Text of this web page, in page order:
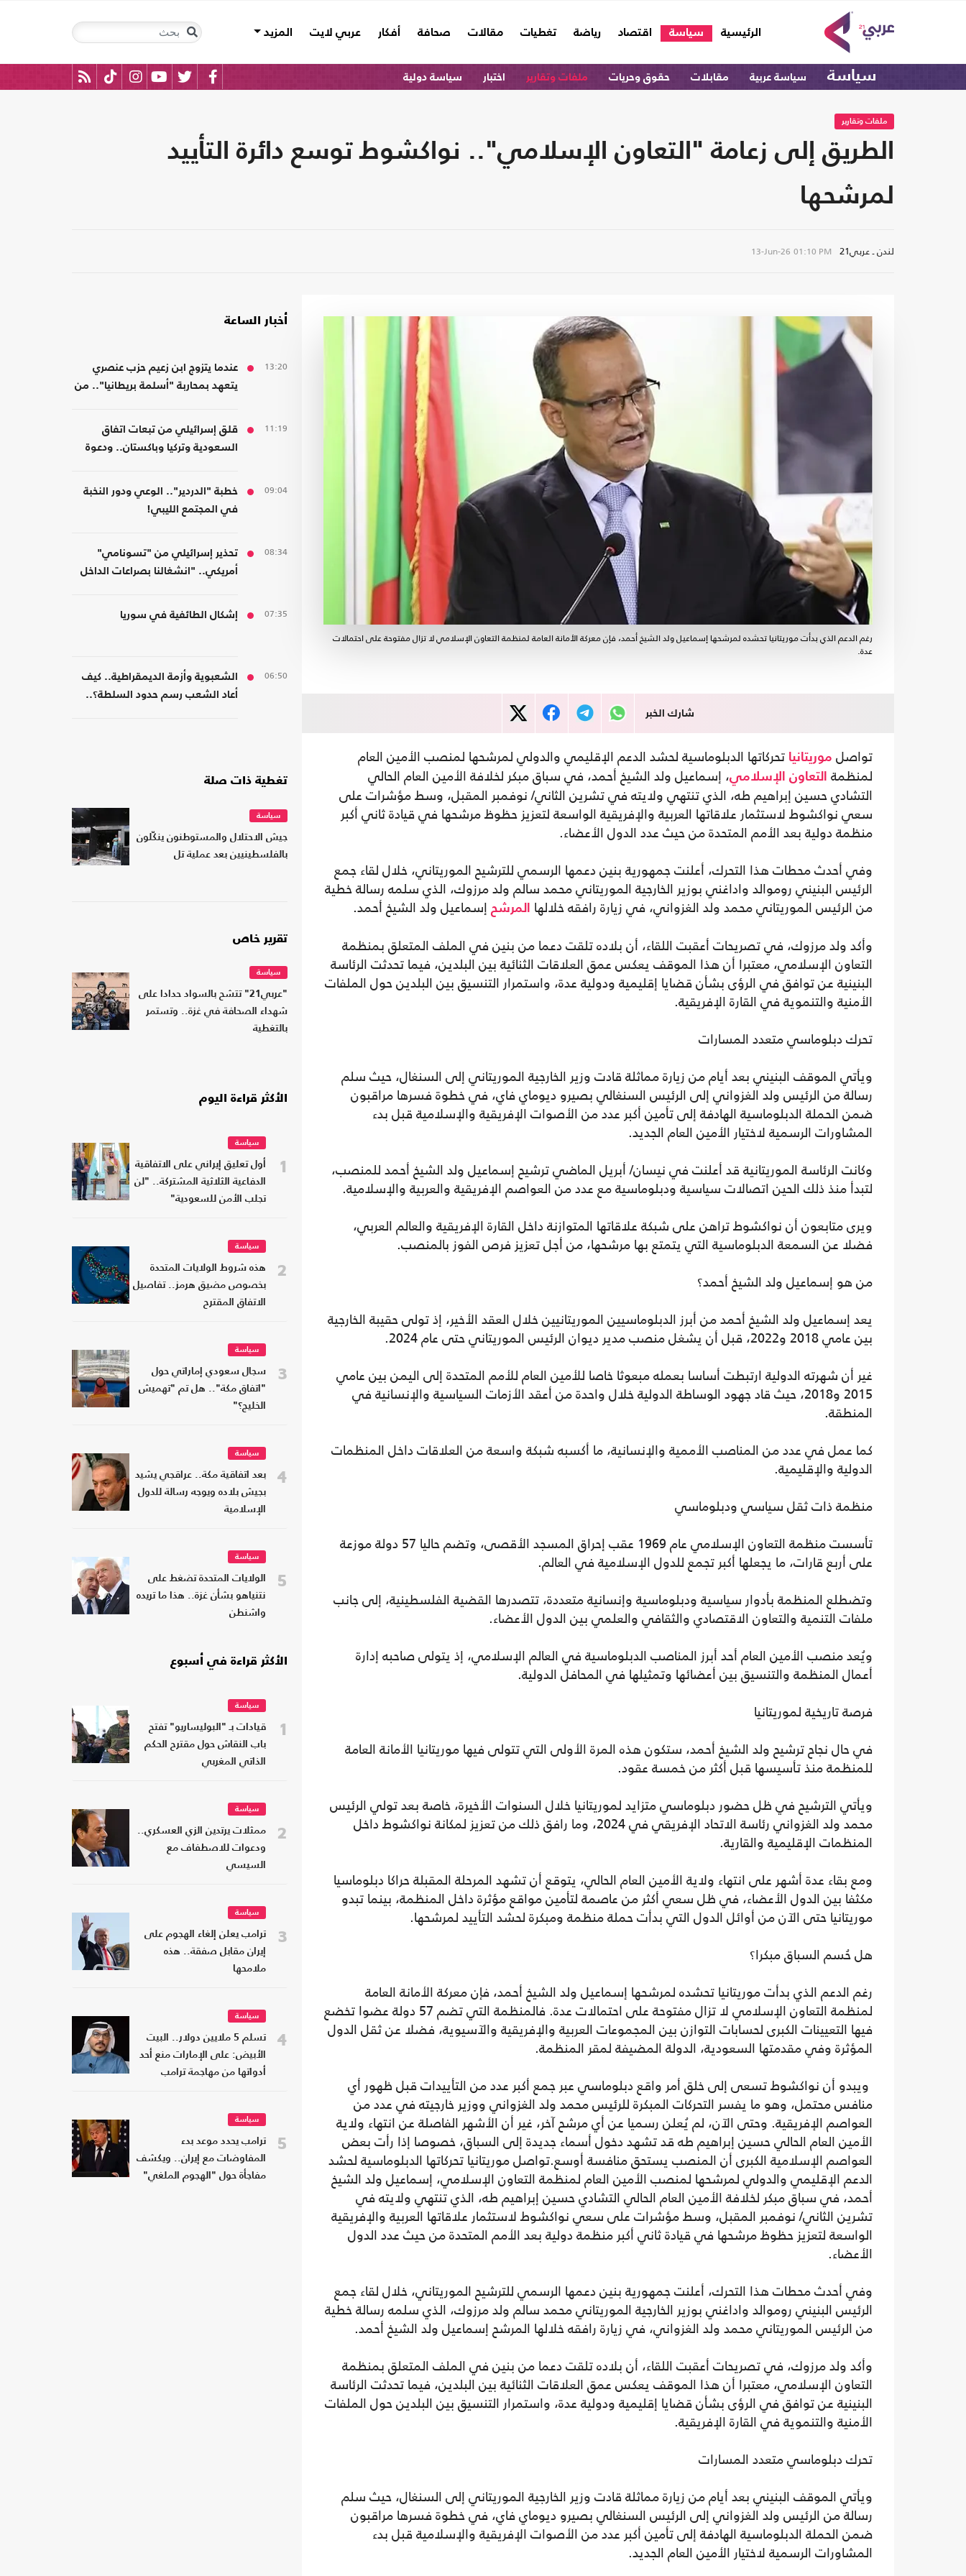
الرئيسية
(current) سياسة اقتصاد رياضة تغطيات مقالات صحافة أفكار عربي لايت المزيد
سياسة سياسة عربية مقابلات حقوق وحريات ملفات وتقارير اختبار سياسة دولية
ملفات وتقارير
الطريق إلى زعامة "التعاون الإسلامي".. نواكشوط توسع دائرة التأييد
لمرشحها
لندن ـ عربي21 13-Jun-26 01:10 PM
رغم الدعم الذي بدأت موريتانيا تحشده لمرشحها إسماعيل ولد الشيخ أحمد، فإن معركة الأمانة العامة لمنظمة التعاون الإسلامي لا تزال مفتوحة على احتمالات
عدة.
شارك الخبر
تواصل موريتانيا تحركاتها الدبلوماسية لحشد الدعم الإقليمي والدولي لمرشحها لمنصب الأمين العام
لمنظمة
التعاون الإسلامي، إسماعيل ولد الشيخ أحمد، في سباق مبكر لخلافة الأمين العام الحالي
التشادي حسين إبراهيم طه، الذي تنتهي ولايته في تشرين الثاني/ نوفمبر المقبل، وسط مؤشرات على
سعي نواكشوط لاستثمار علاقاتها العربية والإفريقية الواسعة لتعزيز حظوظ مرشحها في قيادة ثاني أكبر
منظمة دولية بعد الأمم المتحدة من حيث عدد الدول الأعضاء.
وفي أحدث محطات هذا التحرك، أعلنت جمهورية بنين دعمها الرسمي للترشيح الموريتاني، خلال لقاء جمع
الرئيس البنيني روموالد واداغني بوزير الخارجية الموريتاني محمد سالم ولد مرزوك، الذي سلمه رسالة خطية
من الرئيس الموريتاني محمد ولد الغزواني، في زيارة رافقه خلالها
المرشح إسماعيل ولد الشيخ أحمد.
وأكد ولد مرزوك، في تصريحات أعقبت اللقاء، أن بلاده تلقت دعما من بنين في الملف المتعلق بمنظمة
التعاون الإسلامي، معتبرا أن هذا الموقف يعكس عمق العلاقات الثنائية بين البلدين، فيما تحدثت الرئاسة
البنينية عن توافق في الرؤى بشأن قضايا إقليمية ودولية عدة، واستمرار التنسيق بين البلدين حول الملفات
الأمنية والتنموية في القارة الإفريقية.
تحرك دبلوماسي متعدد المسارات
ويأتي الموقف البنيني بعد أيام من زيارة مماثلة قادت وزير الخارجية الموريتاني إلى السنغال، حيث سلم
رسالة من الرئيس ولد الغزواني إلى الرئيس السنغالي بصيرو ديوماي فاي، في خطوة فسرها مراقبون
ضمن الحملة الدبلوماسية الهادفة إلى تأمين أكبر عدد من الأصوات الإفريقية والإسلامية قبل بدء
المشاورات الرسمية لاختيار الأمين العام الجديد.
وكانت الرئاسة الموريتانية قد أعلنت في نيسان/ أبريل الماضي ترشيح إسماعيل ولد الشيخ أحمد للمنصب،
لتبدأ منذ ذلك الحين اتصالات سياسية ودبلوماسية مع عدد من العواصم الإفريقية والعربية والإسلامية.
ويرى متابعون أن نواكشوط تراهن على شبكة علاقاتها المتوازنة داخل القارة الإفريقية والعالم العربي،
فضلا عن السمعة الدبلوماسية التي يتمتع بها مرشحها، من أجل تعزيز فرص الفوز بالمنصب.
من هو إسماعيل ولد الشيخ أحمد؟
يعد إسماعيل ولد الشيخ أحمد من أبرز الدبلوماسيين الموريتانيين خلال العقد الأخير، إذ تولى حقيبة الخارجية
بين عامي 2018 و2022، قبل أن يشغل منصب مدير ديوان الرئيس الموريتاني حتى عام 2024.
غير أن شهرته الدولية ارتبطت أساسا بعمله مبعوثا خاصا للأمين العام للأمم المتحدة إلى اليمن بين عامي
2015 و2018، حيث قاد جهود الوساطة الدولية خلال واحدة من أعقد الأزمات السياسية والإنسانية في
المنطقة.
كما عمل في عدد من المناصب الأممية والإنسانية، ما أكسبه شبكة واسعة من العلاقات داخل المنظمات
الدولية والإقليمية.
منظمة ذات ثقل سياسي ودبلوماسي
تأسست منظمة التعاون الإسلامي عام 1969 عقب إحراق المسجد الأقصى، وتضم حاليا 57 دولة موزعة
على أربع قارات، ما يجعلها أكبر تجمع للدول الإسلامية في العالم.
وتضطلع المنظمة بأدوار سياسية ودبلوماسية وإنسانية متعددة، تتصدرها القضية الفلسطينية، إلى جانب
ملفات التنمية والتعاون الاقتصادي والثقافي والعلمي بين الدول الأعضاء.
ويُعد منصب الأمين العام أحد أبرز المناصب الدبلوماسية في العالم الإسلامي، إذ يتولى صاحبه إدارة
أعمال المنظمة والتنسيق بين أعضائها وتمثيلها في المحافل الدولية.
فرصة تاريخية لموريتانيا
في حال نجاح ترشيح ولد الشيخ أحمد، ستكون هذه المرة الأولى التي تتولى فيها موريتانيا الأمانة العامة
للمنظمة منذ تأسيسها قبل أكثر من خمسة عقود.
ويأتي الترشيح في ظل حضور دبلوماسي متزايد لموريتانيا خلال السنوات الأخيرة، خاصة بعد تولي الرئيس
محمد ولد الغزواني رئاسة الاتحاد الإفريقي في 2024، وما رافق ذلك من تعزيز لمكانة نواكشوط داخل
المنظمات الإقليمية والقارية.
ومع بقاء عدة أشهر على انتهاء ولاية الأمين العام الحالي، يتوقع أن تشهد المرحلة المقبلة حراكا دبلوماسيا
مكثفا بين الدول الأعضاء، في ظل سعي أكثر من عاصمة لتأمين مواقع مؤثرة داخل المنظمة، بينما تبدو
موريتانيا حتى الآن من أوائل الدول التي بدأت حملة منظمة ومبكرة لحشد التأييد لمرشحها.
هل حُسم السباق مبكرا؟
رغم الدعم الذي بدأت موريتانيا تحشده لمرشحها إسماعيل ولد الشيخ أحمد، فإن معركة الأمانة العامة
لمنظمة التعاون الإسلامي لا تزال مفتوحة على احتمالات عدة. فالمنظمة التي تضم 57 دولة عضوا تخضع
فيها التعيينات الكبرى لحسابات التوازن بين المجموعات العربية والإفريقية والآسيوية، فضلا عن ثقل الدول
المؤثرة وفي مقدمتها السعودية، الدولة المضيفة لمقر المنظمة.
ويبدو أن نواكشوط تسعى إلى خلق أمر واقع دبلوماسي عبر جمع أكبر عدد من التأييدات قبل ظهور أي
منافس محتمل، وهو ما يفسر التحركات المبكرة للرئيس محمد ولد الغزواني ووزير خارجيته في عدد من
العواصم الإفريقية. وحتى الآن، لم يُعلن رسميا عن أي مرشح آخر، غير أن الأشهر الفاصلة عن انتهاء ولاية
الأمين العام الحالي حسين إبراهيم طه قد تشهد دخول أسماء جديدة إلى السباق، خصوصا إذا رأت بعض
العواصم الإسلامية الكبرى أن المنصب يستحق منافسة أوسع.تواصل موريتانيا تحركاتها الدبلوماسية لحشد
الدعم الإقليمي والدولي لمرشحها لمنصب الأمين العام لمنظمة التعاون الإسلامي، إسماعيل ولد الشيخ
أحمد، في سباق مبكر لخلافة الأمين العام الحالي التشادي حسين إبراهيم طه، الذي تنتهي ولايته في
تشرين الثاني/ نوفمبر المقبل، وسط مؤشرات على سعي نواكشوط لاستثمار علاقاتها العربية والإفريقية
الواسعة لتعزيز حظوظ مرشحها في قيادة ثاني أكبر منظمة دولية بعد الأمم المتحدة من حيث عدد الدول
الأعضاء.
وفي أحدث محطات هذا التحرك، أعلنت جمهورية بنين دعمها الرسمي للترشيح الموريتاني، خلال لقاء جمع
الرئيس البنيني روموالد واداغني بوزير الخارجية الموريتاني محمد سالم ولد مرزوك، الذي سلمه رسالة خطية
من الرئيس الموريتاني محمد ولد الغزواني، في زيارة رافقه خلالها المرشح إسماعيل ولد الشيخ أحمد.
وأكد ولد مرزوك، في تصريحات أعقبت اللقاء، أن بلاده تلقت دعما من بنين في الملف المتعلق بمنظمة
التعاون الإسلامي، معتبرا أن هذا الموقف يعكس عمق العلاقات الثنائية بين البلدين، فيما تحدثت الرئاسة
البنينية عن توافق في الرؤى بشأن قضايا إقليمية ودولية عدة، واستمرار التنسيق بين البلدين حول الملفات
الأمنية والتنموية في القارة الإفريقية.
تحرك دبلوماسي متعدد المسارات
ويأتي الموقف البنيني بعد أيام من زيارة مماثلة قادت وزير الخارجية الموريتاني إلى السنغال، حيث سلم
رسالة من الرئيس ولد الغزواني إلى الرئيس السنغالي بصيرو ديوماي فاي، في خطوة فسرها مراقبون
ضمن الحملة الدبلوماسية الهادفة إلى تأمين أكبر عدد من الأصوات الإفريقية والإسلامية قبل بدء
المشاورات الرسمية لاختيار الأمين العام الجديد.
أخبار الساعة
13:20
عندما يتزوج ابن زعيم حزب عنصري
يتعهد بمحاربة "أسلمة بريطانيا".. من
11:19
قلق إسرائيلي من تبعات اتفاق
السعودية وتركيا وباكستان.. ودعوة
09:04
خطبة "الدردير".. الوعي ودور النخبة
في المجتمع الليبي!
08:34
تحذير إسرائيلي من "تسونامي"
أمريكي.. "انشغالنا بصراعات الداخل
07:35 إشكال الطائفية في سوريا
06:50
الشعبوية وأزمة الديمقراطية.. كيف
أعاد الشعب رسم حدود السلطة؟..
تغطية ذات صلة
سياسة
جيش الاحتلال والمستوطنون ينكّلون
بالفلسطينيين بعد عملية تل
تقرير خاص
سياسة
"عربي21" تتشح بالسواد حدادا على
شهداء الصحافة في غزة.. وتستمر
بالتغطية
الأكثر قراءة اليوم
1
سياسة
أول تعليق إيراني على الاتفاقية
الدفاعية الثلاثية المشتركة.. "لن
تجلب الأمن للسعودية"
2
سياسة
هذه شروط الولايات المتحدة
بخصوص مضيق هرمز.. تفاصيل
الاتفاق المقترح
3
سياسة
سجال سعودي إماراتي حول
"اتفاق مكة".. هل تم "تهميش
الخليج؟"
4
سياسة
بعد اتفاقية مكة.. عراقجي يشيد
بجيش بلاده ويوجه رسالة للدول
الإسلامية
5
سياسة
الولايات المتحدة تضغط على
نتنياهو بشأن غزة.. هذا ما تريده
واشنطن
الأكثر قراءة في أسبوع
1
سياسة
قيادات بـ "البوليساريو" تفتح
باب النقاش حول مقترح الحكم
الذاتي المغربي
2
سياسة
ممثلات يرتدين الزي العسكري..
ودعوات للاصطفاف مع
السيسي
3
سياسة
ترامب يعلن إلغاء الهجوم على
إيران مقابل صفقة.. هذه
ملامحها
4
سياسة
تسلم 5 ملايين دولار.. البيت
الأبيض: على الإمارات منع أحد
أدواتها من مهاجمة ترامب
5
سياسة
ترامب يحدد موعد بدء
المفاوضات مع إيران.. ويكشف
مفاجأة حول "الهجوم الملغي"